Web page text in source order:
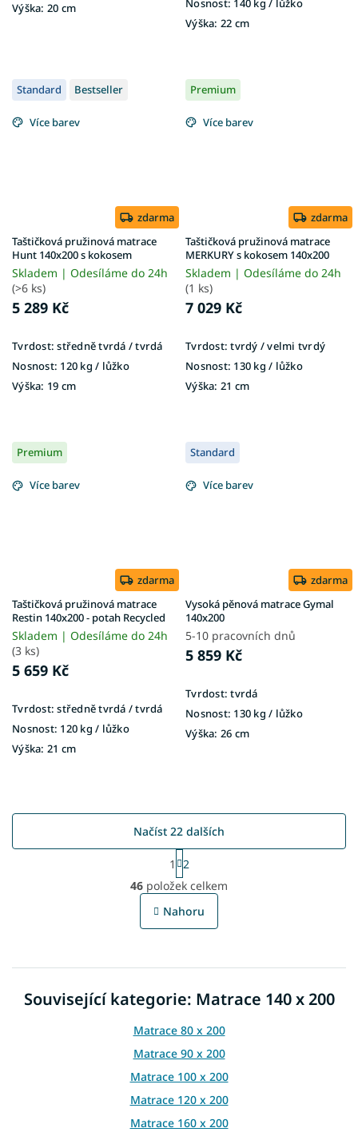
Výška: 20 cm
Nosnost: 140 kg / lůžko
Výška: 22 cm
Standard Bestseller
Více barev
zdarma
Taštičková pružinová matrace
Hunt 140x200 s kokosem
Skladem | Odesíláme do 24h
(>6 ks)
5 289 Kč
Tvrdost: středně tvrdá / tvrdá
Nosnost: 120 kg ​​​​​/ lůžko
Výška: 19 cm
Premium
Více barev
zdarma
Taštičková pružinová matrace
MERKURY s kokosem 140x200
Skladem | Odesíláme do 24h
(1 ks)
7 029 Kč
Tvrdost: tvrdý / velmi tvrdý
Nosnost: 130 kg​​​​​ / lůžko
Výška: 21 cm
Premium
Více barev
zdarma
Taštičková pružinová matrace
Restin 140x200 - potah Recycled
Skladem | Odesíláme do 24h
(3 ks)
5 659 Kč
Tvrdost: středně tvrdá / tvrdá
Nosnost: 120 kg / lůžko
Výška: 21 cm
Standard
Více barev
zdarma
Vysoká pěnová matrace Gymal
140x200
5-10 pracovních dnů
5 859 Kč
Tvrdost: tvrdá
Nosnost: 130 kg ​​​​​/ lůžko
Výška: 26 cm
O
v
l
c
p
v
y
v
p
i
Načíst 22 dalších
S
t
r
á
n
á
1
2
46 položek celkem
Nahoru
Související kategorie: Matrace 140 x 200
Matrace 80 x 200
Matrace 90 x 200
Matrace 100 x 200
Matrace 120 x 200
Matrace 160 x 200